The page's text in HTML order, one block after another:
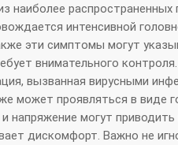
наиболее распространенных
интенсивной
эти симптомы могут
внимательного
вызванная вирусными
может проявляться в виде
напряжение могут
дискомфорт. Важно не